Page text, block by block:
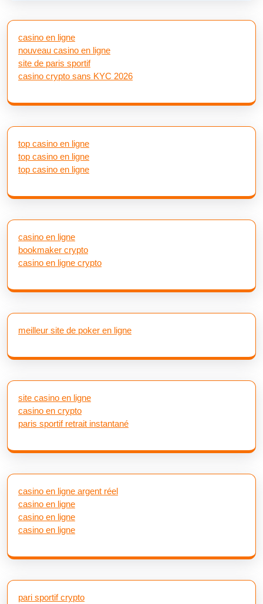
casino en ligne
nouveau casino en ligne
site de paris sportif
casino crypto sans KYC 2026
top casino en ligne
top casino en ligne
top casino en ligne
casino en ligne
bookmaker crypto
casino en ligne crypto
meilleur site de poker en ligne
site casino en ligne
casino en crypto
paris sportif retrait instantané
casino en ligne argent réel
casino en ligne
casino en ligne
casino en ligne
pari sportif crypto